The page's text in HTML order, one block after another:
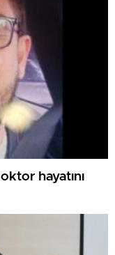
hayatını